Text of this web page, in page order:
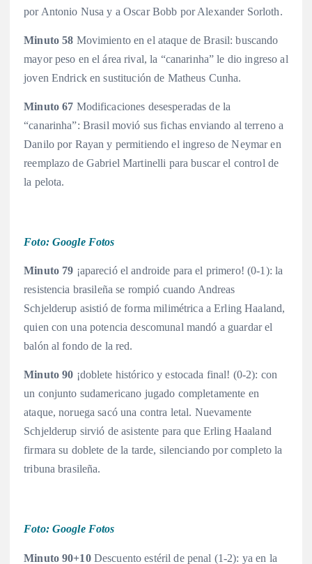
por Antonio Nusa y a Oscar Bobb por Alexander Sorloth.
Minuto 58 Movimiento en el ataque de Brasil: buscando
mayor peso en el área rival, la “canarinha” le dio ingreso al
joven Endrick en sustitución de Matheus Cunha.
Minuto 67 Modificaciones desesperadas de la
“canarinha”: Brasil movió sus fichas enviando al terreno a
Danilo por Rayan y permitiendo el ingreso de Neymar en
reemplazo de Gabriel Martinelli para buscar el control de
la pelota.
Foto: Google Fotos
Minuto 79 ¡apareció el androide para el primero! (0-1): la
resistencia brasileña se rompió cuando Andreas
Schjelderup asistió de forma milimétrica a Erling Haaland,
quien con una potencia descomunal mandó a guardar el
balón al fondo de la red.
Minuto 90 ¡doblete histórico y estocada final! (0-2): con
un conjunto sudamericano jugado completamente en
ataque, noruega sacó una contra letal. Nuevamente
Schjelderup sirvió de asistente para que Erling Haaland
firmara su doblete de la tarde, silenciando por completo la
tribuna brasileña.
Foto: Google Fotos
Minuto 90+10Descuento estéril de penal (1-2): ya en la